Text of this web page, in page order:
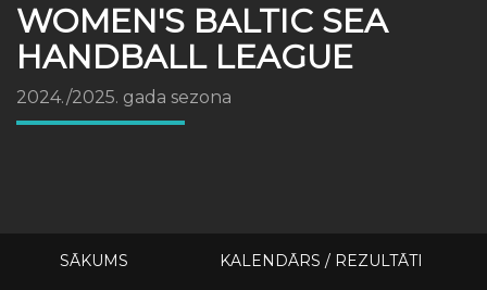
WOMEN'S BALTIC SEA
HANDBALL LEAGUE
2024./2025. gada sezona
SĀKUMS KALENDĀRS / REZULTĀTI